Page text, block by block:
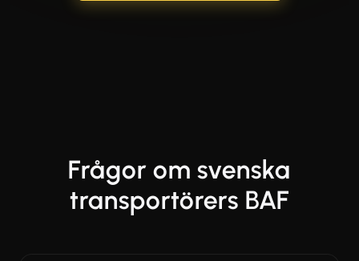
Frågor om svenska
transportörers BAF